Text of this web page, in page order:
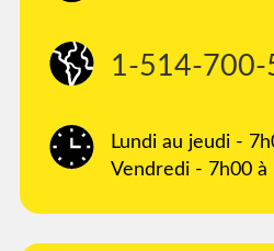
1-514-700-
Lundi au jeudi -
Vendredi - 7h00 à